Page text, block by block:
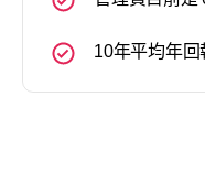
10年平均年回